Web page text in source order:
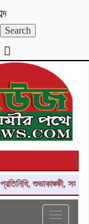
শুভাকাঙ্ক্ষী,
Toggle